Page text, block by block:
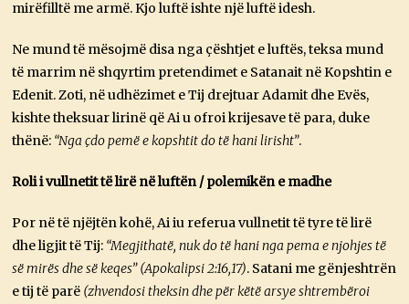
mirëfilltë me armë. Kjo luftë ishte një luftë idesh.
Ne mund të mësojmë disa nga çështjet e luftës, teksa mund
të marrim në shqyrtim pretendimet e Satanait në Kopshtin e
Edenit. Zoti, në udhëzimet e Tij drejtuar Adamit dhe Evës,
kishte theksuar lirinë që Ai u ofroi krijesave të para, duke
thënë: “Nga çdo pemë e kopshtit do të hani lirisht”.
Roli i vullnetit të lirë në luftën / polemikën e madhe
Por në të njëjtën kohë, Ai iu referua vullnetit të tyre të lirë
dhe ligjit të Tij: “Megjithatë, nuk do të hani nga pema e njohjes të
së mirës dhe së keqes” (Apokalipsi 2:16,17). Satani me gënjeshtrën
e tij të parë (zhvendosi theksin dhe për këtë arsye shtrembëroi